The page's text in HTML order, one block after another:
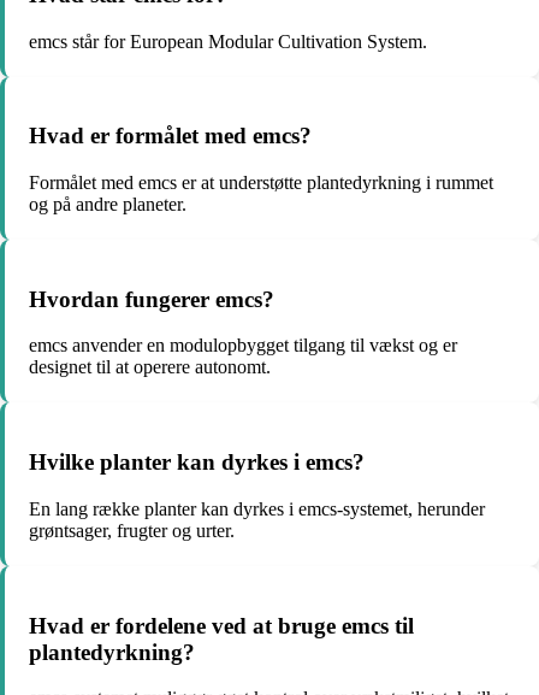
emcs står for European Modular Cultivation System.
Hvad er formålet med emcs?
Formålet med emcs er at understøtte plantedyrkning i rummet
og på andre planeter.
Hvordan fungerer emcs?
emcs anvender en modulopbygget tilgang til vækst og er
designet til at operere autonomt.
Hvilke planter kan dyrkes i emcs?
En lang række planter kan dyrkes i emcs-systemet, herunder
grøntsager, frugter og urter.
Hvad er fordelene ved at bruge emcs til
plantedyrkning?